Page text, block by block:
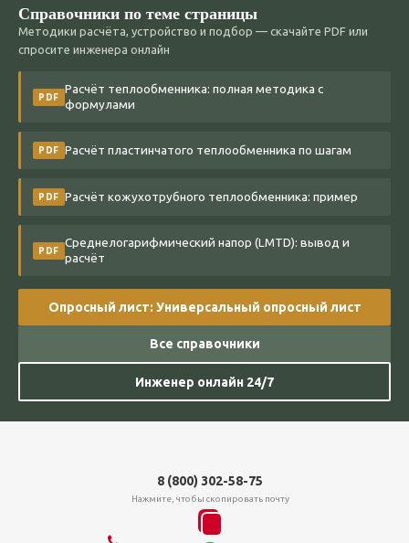
Справочники по теме страницы
Методики расчёта, устройство и подбор — скачайте PDF или
спросите инженера онлайн
PDF
Расчёт теплообменника: полная методика с
формулами
PDF Расчёт пластинчатого теплообменника по шагам
PDF Расчёт кожухотрубного теплообменника: пример
PDF
Среднелогарифмический напор (LMTD): вывод и
расчёт
Опросный лист: Универсальный опросный лист
Все справочники
Инженер онлайн 24/7
8 (800) 302-58-75
Нажмите, чтобы скопировать почту